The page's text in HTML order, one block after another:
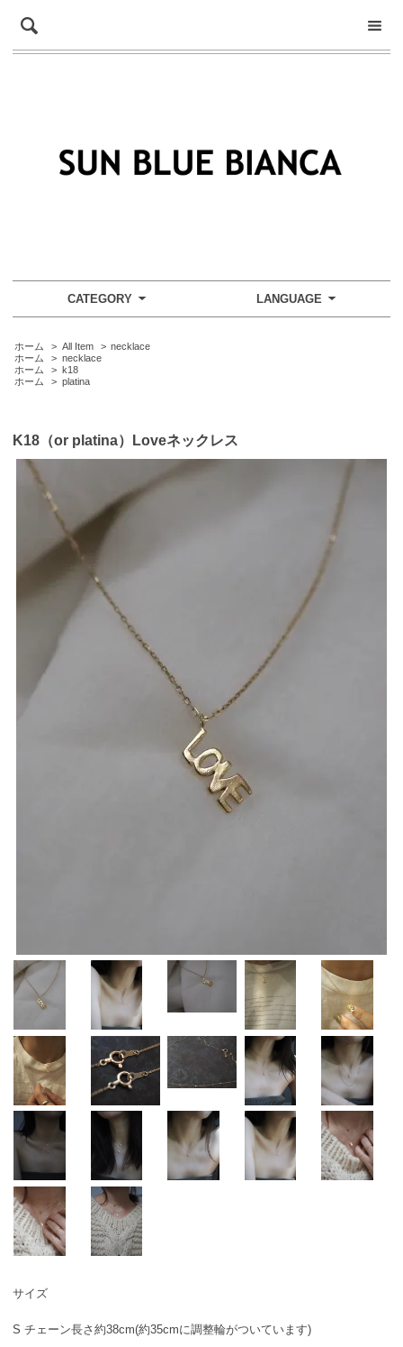
CATEGORY LANGUAGE
ホーム > All Item > necklace
ホーム
> necklace
ホーム
> k18
ホーム
> platina
K18（or platina）Loveネックレス
サイズ
S チェーン長さ約38cm(約35cmに調整輪がついています)